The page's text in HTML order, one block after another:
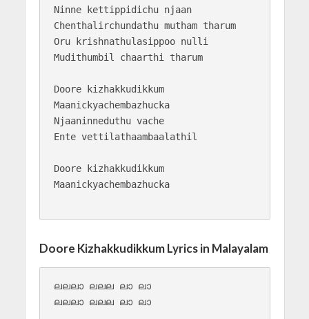
Ninne kettippidichu njaan
Chenthalirchundathu mutham tharum
Oru krishnathulasippoo nulli
Mudithumbil chaarthi tharum
Doore kizhakkudikkum
Maanickyachembazhucka
Njaaninneduthu vache
Ente vettilathaambaalathil
Doore kizhakkudikkum
Maanickyachembazhucka
Doore Kizhakkudikkum Lyrics in Malayalam
ലലലാ ലലല ലാ ലാ
ലലലാ ലലല ലാ ലാ